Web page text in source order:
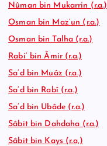
Nûman bin Mukarrin (r.a.)
Osman bin Maz’un (r.a.)
Osman bin Talha (r.a.)
Rabi’ bin Âmir (r.a.)
Sa’d bin Muâz (r.a.)
Sa’d bin Rabî (r.a.)
Sa’d bin Ubâde (r.a.)
Sâbit bin Dahdaha (r.a.)
Sâbit bin Kays (r.a,)